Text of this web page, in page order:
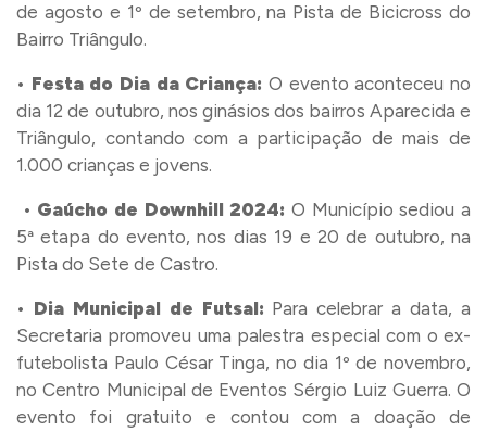
de agosto e 1º de setembro, na Pista de Bicicross do
Bairro Triângulo.
• Festa do Dia da Criança:O evento aconteceu no
dia 12 de outubro, nos ginásios dos bairros Aparecida e
Triângulo, contando com a participação de mais de
1.000 crianças e jovens.
• Gaúcho de Downhill 2024:O Município sediou a
5ª etapa do evento, nos dias 19 e 20 de outubro, na
Pista do Sete de Castro.
• Dia Municipal de Futsal: Para celebrar a data, a
Secretaria promoveu uma palestra especial com o ex-
futebolista Paulo César Tinga, no dia 1º de novembro,
no Centro Municipal de Eventos Sérgio Luiz Guerra. O
evento foi gratuito e contou com a doação de